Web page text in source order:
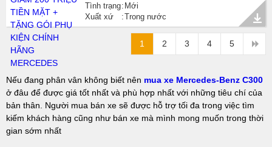
Tình trạng Mới
Xuất xứ
Trong nước
1 2 3 4 5
Nếu đang phân vân không biết nên mua xe Mercedes-Benz C300
ở đâu để được giá tốt nhất và phù hợp nhất với những tiêu chí của
bản thân. Người mua bán xe sẽ được hỗ trợ tối đa trong việc tìm
kiếm khách hàng cũng như bán xe mà mình mong muốn trong thời
gian sớm nhất